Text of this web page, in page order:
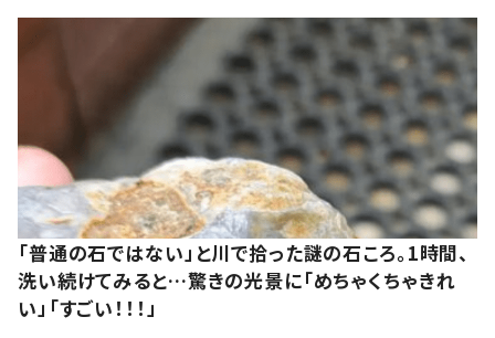
「普通の石ではない」と川で拾った謎の石ころ。1時間、
洗い続けてみると…驚きの光景に「めちゃくちゃきれ
い」「すごい！！！」